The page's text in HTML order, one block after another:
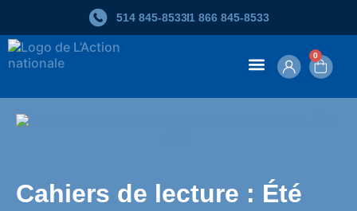
search
results
514 845‑85331 866 845‑8533
0
Cahiers de lecture : Été